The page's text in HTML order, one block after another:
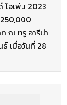
โอเพ่น 2023
250,000
ณ ทรู อารีน่า
เมื่อวันที่ 28